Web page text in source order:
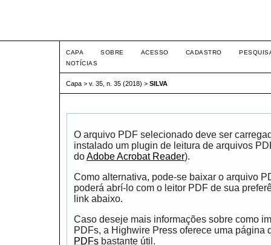
CAPA SOBRE ACESSO CADASTRO
NOTÍCIAS
Capa > v. 35, n. 35 (2018) > SILVA
O arquivo PDF selecionado deve ser
instalado um plugin de leitura de arquivos
doAdobe Acrobat Reader).
Como alternativa, pode-se baixar o arquivo
poderá abrí-lo com o leitor PDF de sua
link abaixo.
Caso deseje mais informações sobre como
PDFs, a Highwire Press oferece uma página
PDFs bastante útil.